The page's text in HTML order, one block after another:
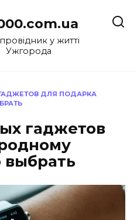
у житті
Ужгорода
ДЛЯ ПОДАРКА
гаджетов
выбрать